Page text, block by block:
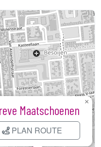
laden...Maatschoenen
PLAN ROUTE
×